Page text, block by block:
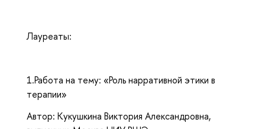
Лауреаты:
1.Работа на тему: «Роль нарративной этики в
терапии»
Автор: Кукушкина Виктория Александровна,